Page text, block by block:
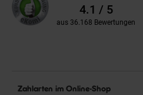
Bewertungen4.1 / 5
aus 36.168 Bewertungen
Zahlarten im Online-Shop